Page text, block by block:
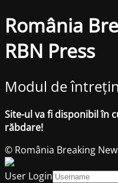
România
RBN Press
Modul de
Site-ul va fi disponibil în
răbdare!
© România Breaking
User Login